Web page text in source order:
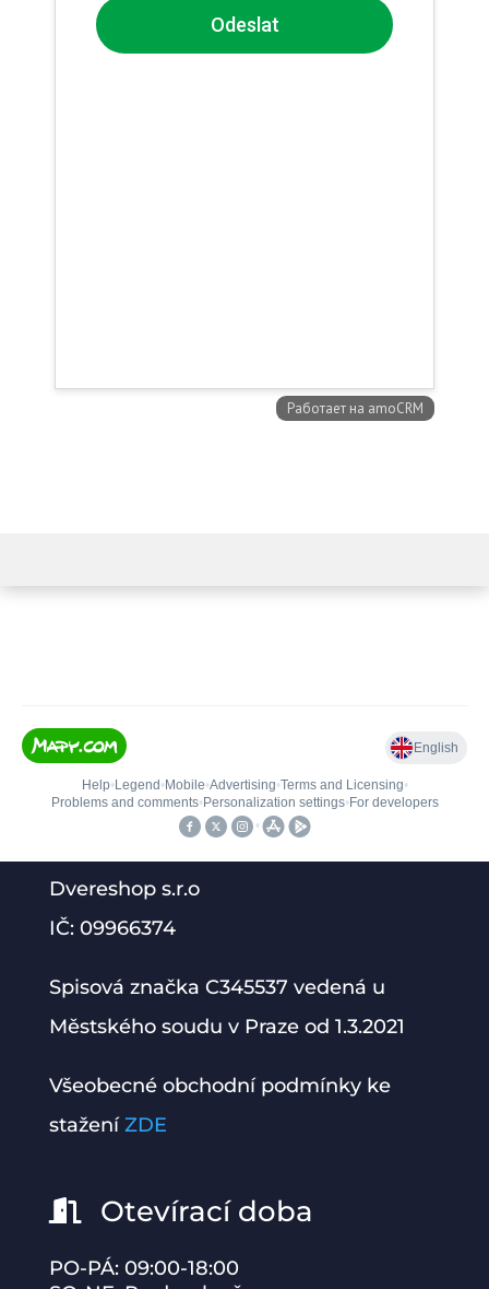
Dvereshop s.r.o
IČ: 09966374
Spisová značka C345537 vedená u
Městského soudu v Praze od 1.3.2021
Všeobecné obchodní podmínky ke
staženíZDE
 Otevírací doba
PO-PÁ: 09:00-18:00